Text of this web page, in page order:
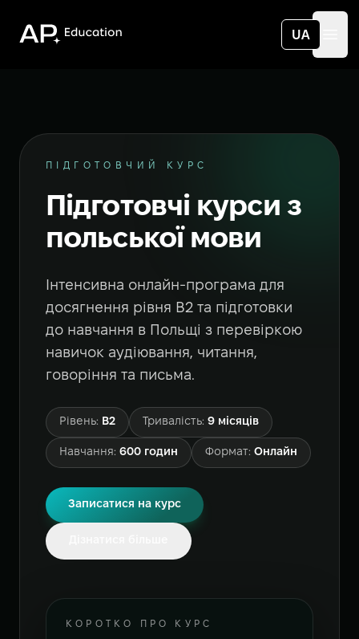
App Education UA
ПІДГОТОВЧИЙ КУРС
Підготовчі курси з
польської мови
Інтенсивна онлайн-програма для
досягнення рівня B2 та підготовки
до навчання в Польщі з перевіркою
навичок аудіювання, читання,
говоріння та письма.
Рівень: B2 Тривалість: 9 місяців
Навчання: 600 годин Формат: Онлайн
Записатися на курс
КОРОТКО ПРО КУРС